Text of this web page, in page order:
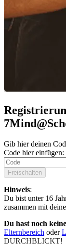
Gib hier deinen
Code hier einfügen:
Freischalten
Hinweis:
Du bist unter 16
zusammen mit
Du hast noch
Elternbereich oder
DURCHBLICKT!